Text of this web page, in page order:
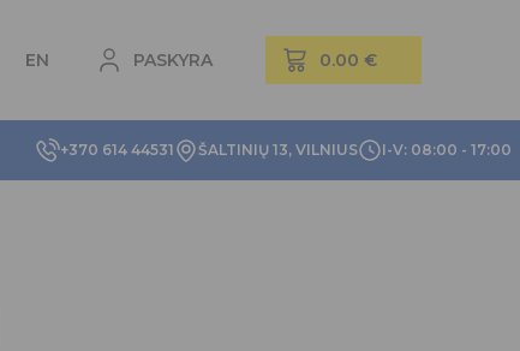
EN PASKYRA
+370 614 44531 ŠALTINIŲ 13, VILNIUS I-V: 08:00 - 17:00